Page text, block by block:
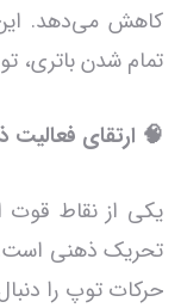
کاهش می‌دهد. این
تمام شدن باتری،
🧠 ارتقای
یکی از نقاط قوت
تحریک ذهنی است.
حرکات توپ را